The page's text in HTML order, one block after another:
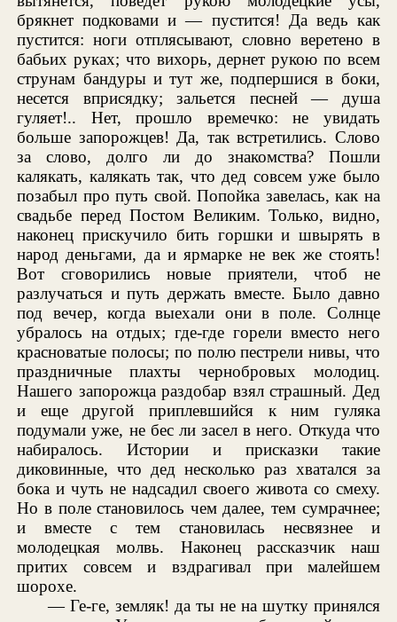
брякнет подковами и — пустится! Да ведь как
пустится: ноги отплясывают, словно веретено в
бабьих руках; что вихорь, дернет рукою по всем
струнам бандуры и тут же, подпершися в боки,
несется вприсядку; зальется песней — душа
гуляет!.. Нет, прошло времечко: не увидать
больше запорожцев! Да, так встретились. Слово
за слово, долго ли до знакомства? Пошли
калякать, калякать так, что дед совсем уже было
позабыл про путь свой. Попойка завелась, как на
свадьбе перед Постом Великим. Только, видно,
наконец прискучило бить горшки и швырять в
народ деньгами, да и ярмарке не век же стоять!
Вот сговорились новые приятели, чтоб не
разлучаться и путь держать вместе. Было давно
под вечер, когда выехали они в поле. Солнце
убралось на отдых; где-где горели вместо него
красноватые полосы; по полю пестрели нивы, что
праздничные плахты чернобровых молодиц.
Нашего запорожца раздобар взял страшный. Дед
и еще другой приплевшийся к ним гуляка
подумали уже, не бес ли засел в него. Откуда что
набиралось. Истории и присказки такие
диковинные, что дед несколько раз хватался за
бока и чуть не надсадил своего живота со смеху.
Но в поле становилось чем далее, тем сумрачнее;
и вместе с тем становилась несвязнее и
молодецкая молвь. Наконец рассказчик наш
притих совсем и вздрагивал при малейшем
шорохе.
— Ге-ге, земляк! да ты не на шутку принялся